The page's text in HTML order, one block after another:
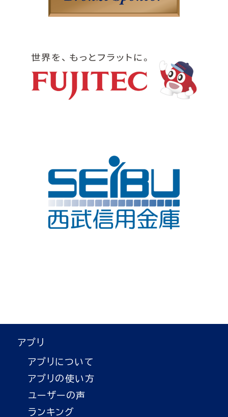
アプリ
アプリについて
アプリの使い方
ユーザーの声
ランキング